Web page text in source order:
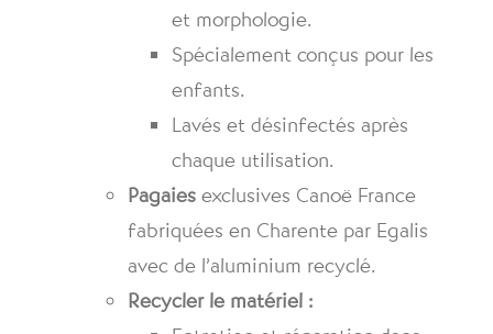
et morphologie.
Spécialement conçus pour les
enfants.
Lavés et désinfectés après
chaque utilisation.
Pagaiesexclusives Canoë France
fabriquées en Charente par Egalis
avec de l’aluminium recyclé.
Recycler le matériel :